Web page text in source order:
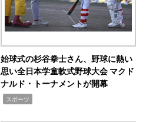
始球式の杉谷拳士さん、野球に熱い
思い全日本学童軟式野球大会 マクド
ナルド・トーナメントが開幕
スポーツ